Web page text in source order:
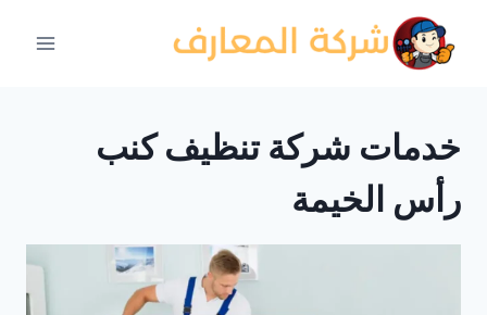
المحتوى
خدمات شركة تنظيف كنب
رأس الخيمة